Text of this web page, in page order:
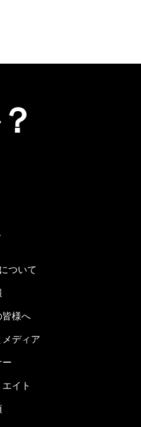
ついて
様へ
ディア
イト